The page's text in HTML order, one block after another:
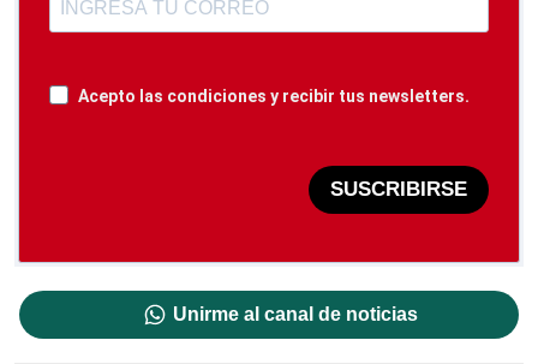
Acepto las condiciones y recibir tus newsletters.
SUSCRIBIRSE
Unirme al canal de noticias